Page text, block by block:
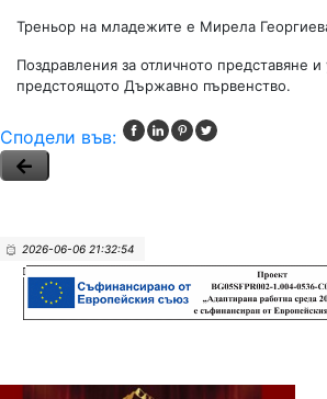
Треньор на младежите е Мирела
Поздравления за отличното представяне и
предстоящото Държавно първенство.
Сподели във:
2026-06-06 21:32:54